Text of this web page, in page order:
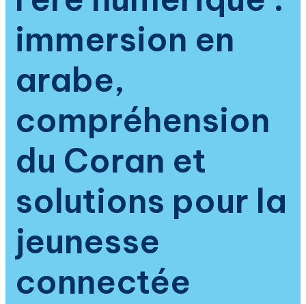
immersion en
arabe,
compréhension
du Coran et
solutions pour la
jeunesse
connectée